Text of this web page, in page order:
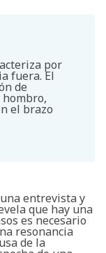
por
fuera. El
de
el brazo
entrevista y
que hay una
es necesario
resonancia
de la